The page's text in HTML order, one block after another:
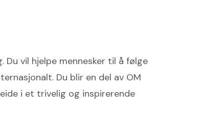
Du vil hjelpe mennesker til å følge
Du blir en del av OM
i et trivelig og inspirerende